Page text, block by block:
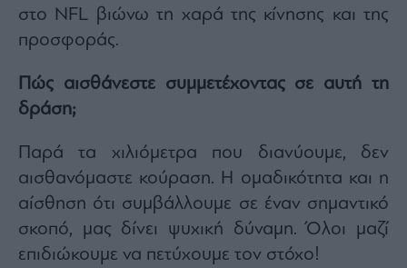
στο NFL βιώνω τη χαρά της κίνησης και της
προσφοράς.
Πώς αισθάνεστε συμμετέχοντας σε αυτή τη
δράση;
Παρά τα χιλιόμετρα που διανύουμε, δεν
αισθανόμαστε κούραση. Η ομαδικότητα και η
αίσθηση ότι συμβάλλουμε σε έναν σημαντικό
σκοπό, μας δίνει ψυχική δύναμη. Όλοι μαζί
επιδιώκουμε να πετύχουμε τον στόχο!